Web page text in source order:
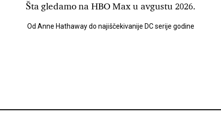
Šta gledamo na HBO Max u avgustu 2026.
Od Anne Hathaway do najiščekivanije DC serije godine